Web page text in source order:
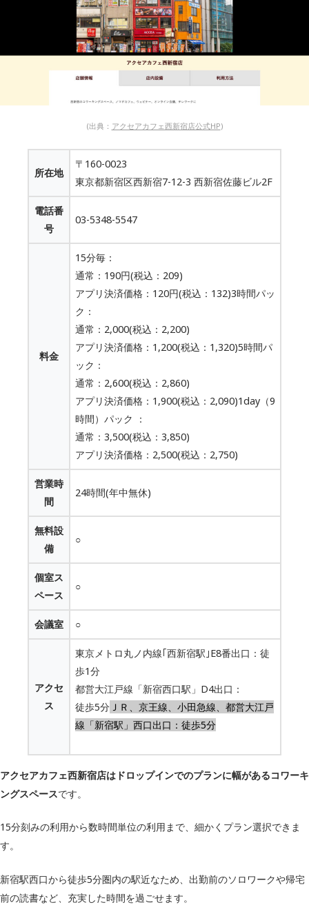
(出典： アクセアカフェ西新宿店公式HP)
所在地
〒160-0023
東京都新宿区西新宿7-12-3 西新宿佐藤ビル2F
電話番
号
03-5348-5547
料金
15分毎：
通常：190円(税込：209)
アプリ決済価格：120円(税込：132)3時間パッ
ク：
通常：2,000(税込：2,200)
アプリ決済価格：1,200(税込：1,320)5時間パ
ック：
通常：2,600(税込：2,860)
アプリ決済価格：1,900(税込：2,090)1day（9
時間）パック ：
通常：3,500(税込：3,850)
アプリ決済価格：2,500(税込：2,750)
営業時
間
24時間(年中無休)
無料設
備
○
個室ス
ペース
○
会議室 ○
アクセ
ス
東京メトロ丸ノ内線｢西新宿駅｣E8番出口：徒
歩1分
都営大江戸線「新宿西口駅」D4出口：
徒歩5分 ＪＲ、京王線、小田急線、都営大江戸
線「新宿駅」西口出口：徒歩5分
アクセアカフェ西新宿店はドロップインでのプランに幅があるコワーキ
ングスペースです。
15分刻みの利用から数時間単位の利用まで、細かくプラン選択できま
す。
新宿駅西口から徒歩5分圏内の駅近なため、出勤前のソロワークや帰宅
前の読書など、充実した時間を過ごせます。